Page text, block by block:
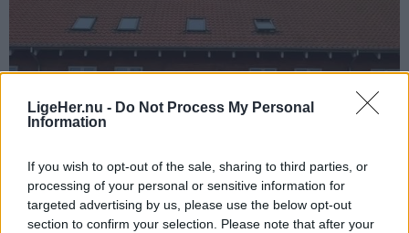
LigeHer.nu - Do Not Process My Personal
Information
If you wish to opt-out of the sale, sharing to third parties, or
processing of your personal or sensitive information for
targeted advertising by us, please use the below opt-out
section to confirm your selection. Please note that after your